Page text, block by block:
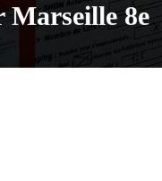
Marseille 8e